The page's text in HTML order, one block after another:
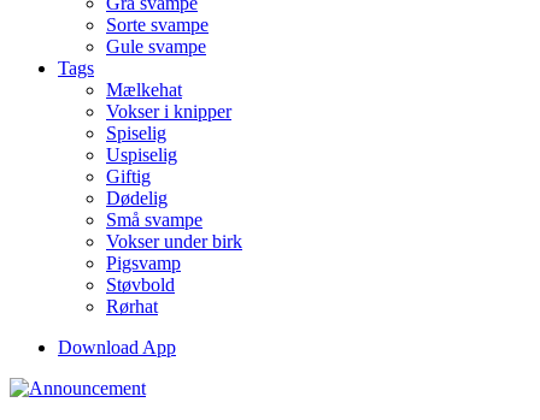
Sorte svampe
Gule svampe
Tags
Mælkehat
Vokser i knipper
Spiselig
Uspiselig
Giftig
Dødelig
Små svampe
Vokser under birk
Pigsvamp
Støvbold
Rørhat
Download App